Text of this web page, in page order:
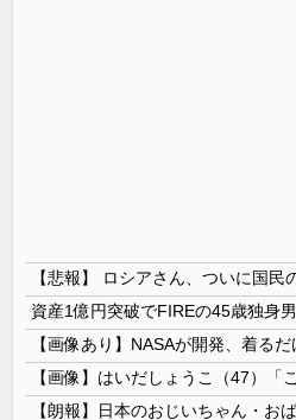
【悲報】 ロシアさん、ついに国民